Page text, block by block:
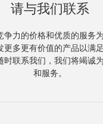
请与我们联系
争力的价格和优质的服务
更多更有价值的产品以满
时联系我们，我们将竭诚
和服务。